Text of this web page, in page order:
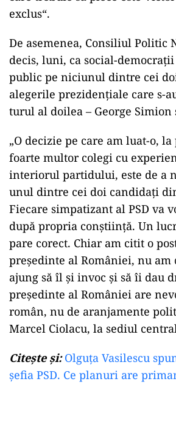
exclus“.
De asemenea, Consiliul Politic
decis, luni, ca social-
public pe niciunul dintre cei
alegerile prezidențiale care s-
turul al doilea – George Simion
„O decizie pe care am luat-o,
foarte multor colegi cu
interiorul partidului, este de a
unul dintre cei doi candidați
Fiecare simpatizant al PSD va
după propria conștiință. Un
pare corect. Chiar am citit o
președinte al României, nu am
ajung să îl și invoc și să îi dau
președinte al României are
român, nu de aranjamente
Marcel Ciolacu, la sediul
Citește și:Olguța Vasilescu
șefia PSD. Ce planuri are